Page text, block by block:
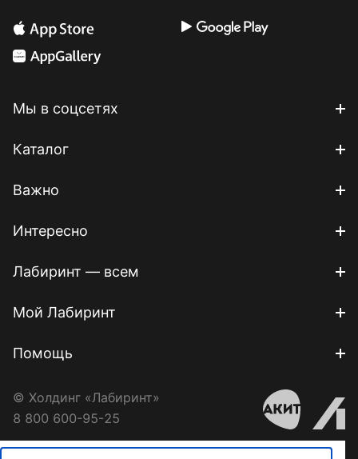
Мы в соцсетях
Каталог
Важно
Интересно
Лабиринт — всем
Мой Лабиринт
Помощь
© Холдинг «Лабиринт»
8 800 600-95-25